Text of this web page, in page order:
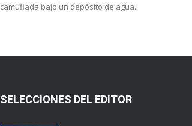
camuflada bajo un depósito de agua.
SELECCIONES DEL EDITOR